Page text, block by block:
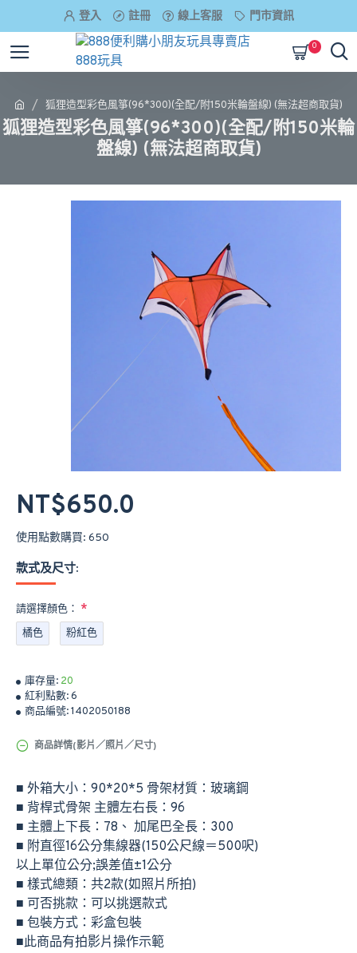
登入 註冊 線上客服 門市資訊
0
狐狸造型彩色風箏(96*300)(全配/附150米輪盤線) (無法超商取貨)
狐狸造型彩色風箏(96*300)(全配/附150米輪
盤線) (無法超商取貨)
庫存量: 20
紅利點數:6
商品編號:1402050188
NT$650.0
使用點數購買: 650
款式及尺寸:
請選擇顏色：
橘色
粉紅色
商品詳情(影片／照片／尺寸)
■ 外箱大小：90*20*5 骨架材質：玻璃鋼
■ 背桿式骨架 主體左右長：96
■ 主體上下長：78、 加尾巴全長：300
■ 附直徑16公分集線器(150公尺線＝500呎)
以上單位公分;誤差值±1公分
■ 樣式總類：共2款(如照片所拍)
■ 可否挑款：可以挑選款式
■ 包裝方式：彩盒包裝
■此商品有拍影片操作示範